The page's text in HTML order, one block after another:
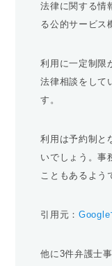
法律に関する情
る公的サービス
利用に一定制限
法律相談をして
す。
利用は予約制と
いでしょう。事
こともあるよう
引用元：Google
他に3件弁護士